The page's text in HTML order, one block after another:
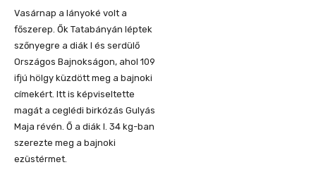
Vasárnap a lányoké volt a
főszerep. Ők Tatabányán léptek
szőnyegre a diák I és serdülő
Országos Bajnokságon, ahol 109
ifjú hölgy küzdött meg a bajnoki
címekért. Itt is képviseltette
magát a ceglédi birkózás Gulyás
Maja révén. Ő a diák I. 34 kg-ban
szerezte meg a bajnoki
ezüstérmet.